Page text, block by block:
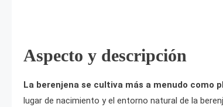
Aspecto y descripción
La berenjena se cultiva más a menudo como
lugar de nacimiento y el entorno natural de la